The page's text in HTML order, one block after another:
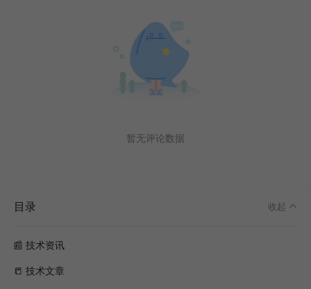
暂无评论数据
目录 收起
📰 技术资讯
📒 技术文章